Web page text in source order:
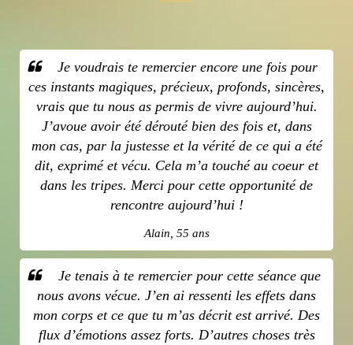
Je voudrais te remercier encore une fois pour
ces instants magiques, précieux, profonds, sincères,
vrais que tu nous as permis de vivre aujourd’hui.
J’avoue avoir été dérouté bien des fois et, dans
mon cas, par la justesse et la vérité de ce qui a été
dit, exprimé et vécu. Cela m’a touché au coeur et
dans les tripes. Merci pour cette opportunité de
rencontre aujourd’hui !
Alain, 55 ans
Je tenais à te remercier pour cette séance que
nous avons vécue. J’en ai ressenti les effets dans
mon corps et ce que tu m’as décrit est arrivé. Des
flux d’émotions assez forts. D’autres choses très